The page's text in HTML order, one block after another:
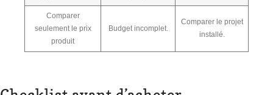
Comparer
seulement le prix
produit
Budget incomplet.
Comparer le projet
installé.